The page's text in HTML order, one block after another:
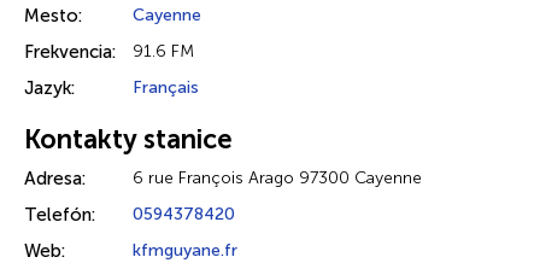
Mesto: Cayenne
Frekvencia: 91.6 FM
Jazyk: Français
Kontakty stanice
Adresa: 6 rue François Arago 97300 Cayenne
Telefón: 0594378420
Web: kfmguyane.fr